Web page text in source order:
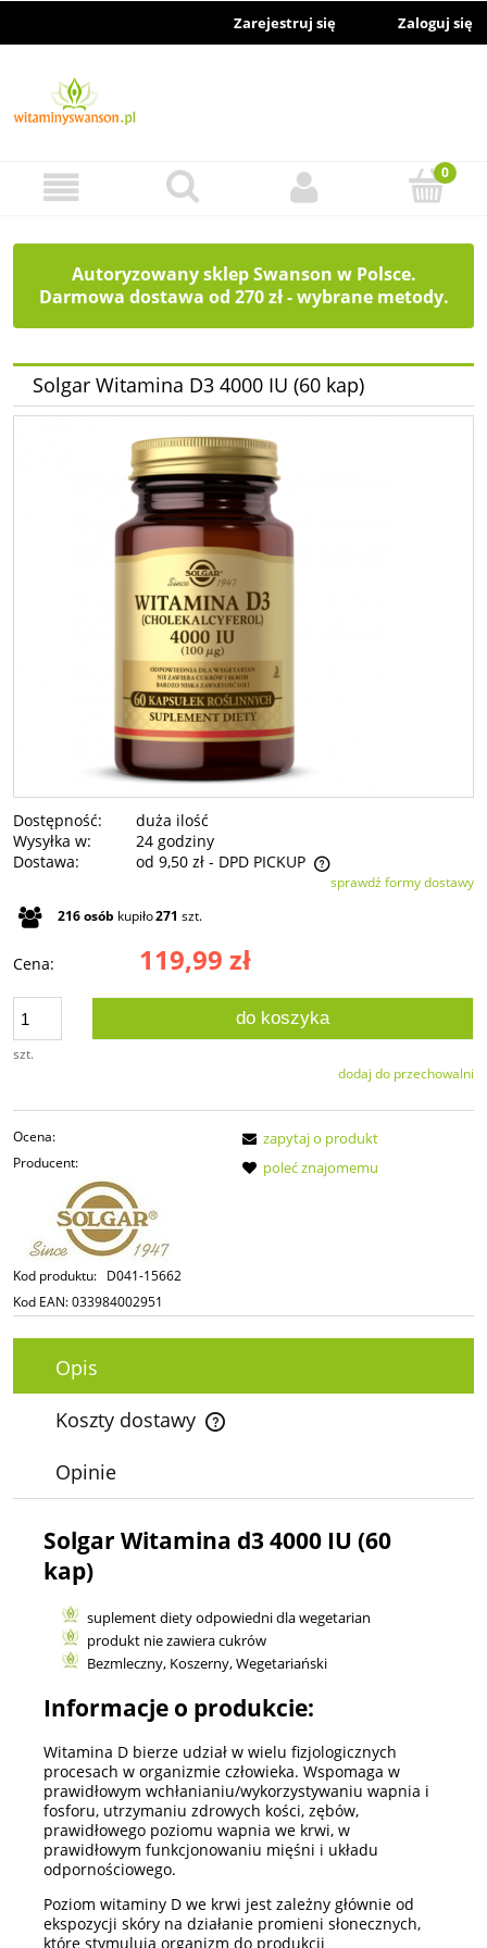
Zarejestruj się Zaloguj się
Autoryzowany sklep Swanson w Polsce.
Darmowa dostawa od 270 zł - wybrane metody.
Solgar Witamina D3 4000 IU (60 kap)
Dostępność:
duża ilość
Wysyłka w:
24 godziny
Dostawa:
od 9,50 zł - DPD PICKUP
Cena nie zawiera ewentualnych kosztów płatnościsprawdź formy dostawy
216osób kupiło271 szt.
Cena: 119,99 zł
szt.
do koszyka
dodaj do przechowalni
Ocena:
Producent:
Kod produktu: D041-15662
Kod EAN:033984002951
zapytaj o produkt
poleć znajomemu
Opis
Koszty dostawy
Cena nie zawiera ewentualnych kosztów płatności
Opinie
Solgar Witamina d3 4000 IU (60
kap)
suplement diety odpowiedni dla wegetarian
produkt nie zawiera cukrów
Bezmleczny, Koszerny, Wegetariański
Informacje o produkcie:
Witamina D bierze udział w wielu fizjologicznych
procesach w organizmie człowieka. Wspomaga w
prawidłowym wchłanianiu/wykorzystywaniu wapnia i
fosforu, utrzymaniu zdrowych kości, zębów,
prawidłowego poziomu wapnia we krwi, w
prawidłowym funkcjonowaniu mięśni i układu
odpornościowego.
Poziom witaminy D we krwi jest zależny głównie od
ekspozycji skóry na działanie promieni słonecznych,
które stymulują organizm do produkcji